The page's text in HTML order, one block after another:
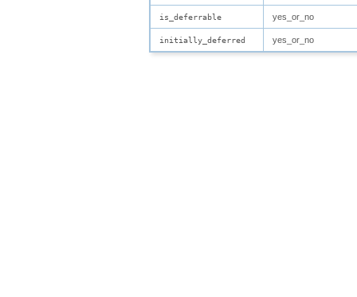
is_deferrable yes_or_no
initially_deferred yes_or_no